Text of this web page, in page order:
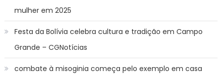
mulher em 2025
Festa da Bolívia celebra cultura e tradição em Campo
Grande – CGNotícias
combate à misoginia começa pelo exemplo em casa